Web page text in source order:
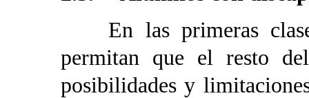
En las primeras
permitan que el resto
posibilidades y